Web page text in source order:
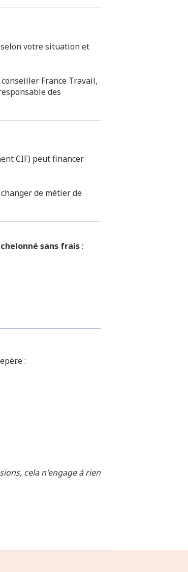
votre situation et
France Travail,
des
CIF) peut financer
de métier de
sans frais:
:
cela n'engage à rien